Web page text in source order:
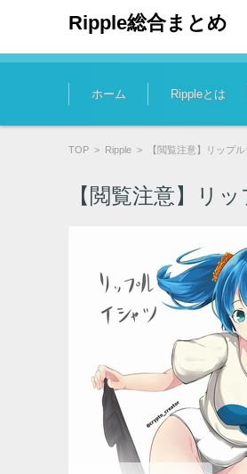
Ripple総合まとめ
コンテンツに移動
ホーム Rippleとは
TOP > Ripple > 【閲覧注意】リップ
【閲覧注意】リ